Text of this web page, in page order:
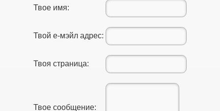
Твое имя:
Твой е-мэйл адрес:
Твоя страница:
Твое сообщение: